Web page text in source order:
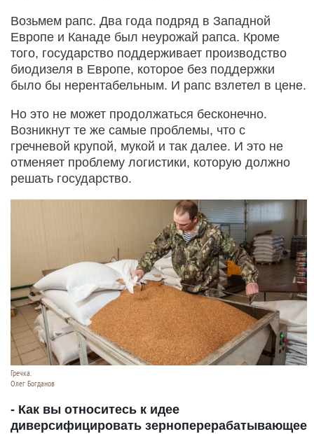
Возьмем рапс. Два года подряд в Западной
Европе и Канаде был неурожай рапса. Кроме
того, государство поддерживает производство
биодизеля в Европе, которое без поддержки
было бы нерентабельным. И рапс взлетел в цене.
Но это не может продолжаться бесконечно.
Возникнут те же самые проблемы, что с
гречневой крупой, мукой и так далее. И это не
отменяет проблему логистики, которую должно
решать государство.
Гречка.
Олег Богданов
- Как вы относитесь к идее
диверсифицировать зерноперерабатывающее